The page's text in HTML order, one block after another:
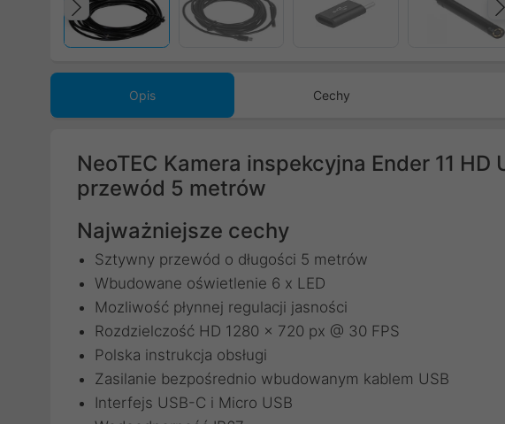
Poprzedni
Opis Cechy
NeoTEC Kamera inspekcyjna Ender 11
przewód 5 metrów
Najważniejsze cechy
Sztywny przewód o długości 5 metrów
Wbudowane oświetlenie 6 x LED
Mozliwość płynnej regulacji jasności
Rozdzielczość HD 1280 x 720 px @ 30 FPS
Polska instrukcja obsługi
Zasilanie bezpośrednio wbudowanym kablem USB
Interfejs USB-C i Micro USB